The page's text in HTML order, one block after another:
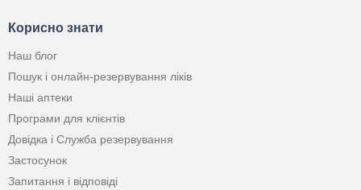
Корисно знати
Наш блог
Пошук і онлайн-резервування ліків
Наші аптеки
Програми для клієнтів
Довідка і Служба резервування
Застосунок
Запитання і відповіді